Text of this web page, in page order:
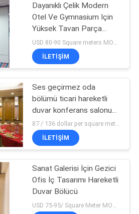
Dayanıklı Çelik Modern
Otel Ve Gymnasium Için
Yüksek Tavan Parça
Katlanır Sürgülü Hareketli
duvar
İLETIŞIM
Ses geçirmez oda
bölümü ticari hareketli
duvar konferans salonu
katlanır duvar bölümü
87 / 136 dollar per square meter MOQ:10 metrekare
İLETIŞIM
Sanat Galerisi İçin Gezici
Ofis İç Tasarımı Hareketli
Duvar Bölücü
USD 75-95/ Square Meter MOQ:1 Metrekare